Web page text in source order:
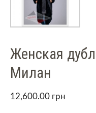
Женская
Милан
12,600.00 грн